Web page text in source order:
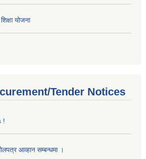
योजना
Tender Notices
!
आव्हान सम्बन्धमा ।